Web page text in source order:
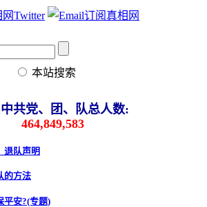
本站搜索
共党、团、队总人数:
464,849,583
退队声明
的方法
安?(专题)